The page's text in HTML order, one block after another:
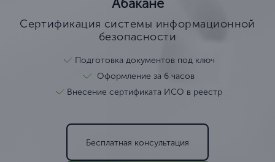
Абакане
Сертификация системы информационной
безопасности
Подготовка документов под ключ
Оформление за 6 часов
Внесение сертификата ИСО в реестр
Бесплатная консультация